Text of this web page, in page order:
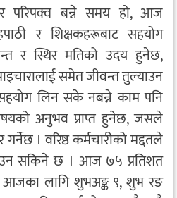
परिपक्व बन्ने समय हो, आज
र शिक्षकहरूबाट सहयोग
र स्थिर मतिको उदय हुनेछ,
समेत जीवन्त तुल्याउन
लिन सके नबन्ने काम पनि
अनुभव प्राप्त हुनेछ, जसले
। वरिष्ठ कर्मचारीको मद्दतले
सकिने छ । आज ७५ प्रतिशत
आजका लागि शुभअङ्क ९, शुभ रङ